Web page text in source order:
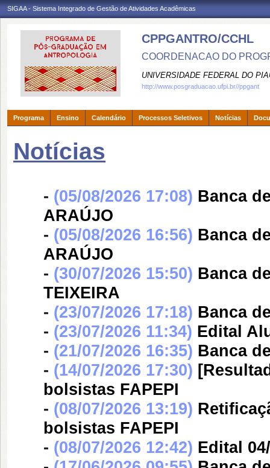
SIGAA - Sistema Integrado de Gestão de Atividades Acadêmicas
CPPGANTRO/CCHL
COORDENACAO DO
UNIVERSIDADE FEDERAL DO
http://www.posgraduacao.ufpi.br//ppgant
Programa Ensino Calendário Processos Seletivos Notícias
Notícias
- (05/08/2026 17:08) Banca
ARAÚJO
- (05/08/2026 16:56) Banca
ARAÚJO
- (30/07/2026 15:50) Banca
TEIXEIRA
- (23/07/2026 17:18) Banca
- (23/07/2026 11:34) Edital
- (21/07/2026 16:35) Banca
- (14/07/2026 17:30)
bolsistas FAPEPI
- (08/07/2026 13:19)
bolsistas FAPEPI
- (08/07/2026 12:42) Edital